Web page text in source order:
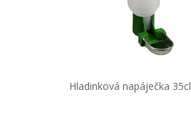
Hladinková napáječka 35cl